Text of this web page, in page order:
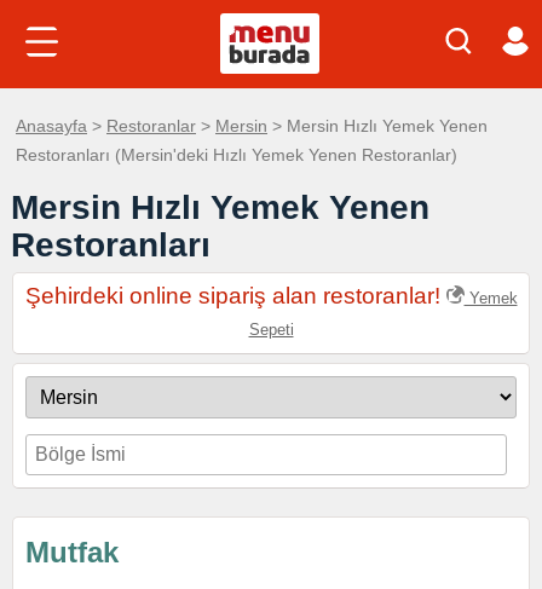
Anasayfa > Restoranlar > Mersin > Mersin Hızlı Yemek Yenen
Restoranları (Mersin'deki Hızlı Yemek Yenen Restoranlar)
Mersin Hızlı Yemek Yenen
Restoranları
Şehirdeki online sipariş alan restoranlar!
Yemek
Sepeti
Mutfak